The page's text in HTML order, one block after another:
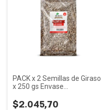
PACK x 2 Semillas de Girasol
x 250 gs Envase
$2.045,70